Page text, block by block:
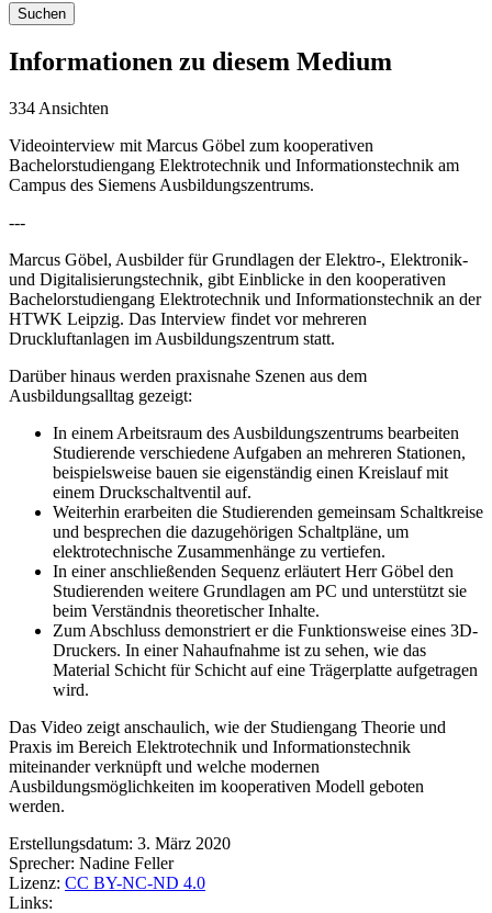
Suchen
Informationen zu diesem Medium
334 Ansichten
Videointerview mit Marcus Göbel zum kooperativen
Bachelorstudiengang Elektrotechnik und Informationstechnik am
Campus des Siemens Ausbildungszentrums.
---
Marcus Göbel, Ausbilder für Grundlagen der Elektro-, Elektronik-
und Digitalisierungstechnik, gibt Einblicke in den kooperativen
Bachelorstudiengang Elektrotechnik und Informationstechnik an der
HTWK Leipzig. Das Interview findet vor mehreren
Druckluftanlagen im Ausbildungszentrum statt.
Darüber hinaus werden praxisnahe Szenen aus dem
Ausbildungsalltag gezeigt:
In einem Arbeitsraum des Ausbildungszentrums bearbeiten
Studierende verschiedene Aufgaben an mehreren Stationen,
beispielsweise bauen sie eigenständig einen Kreislauf mit
einem Druckschaltventil auf.
Weiterhin erarbeiten die Studierenden gemeinsam Schaltkreise
und besprechen die dazugehörigen Schaltpläne, um
elektrotechnische Zusammenhänge zu vertiefen.
In einer anschließenden Sequenz erläutert Herr Göbel den
Studierenden weitere Grundlagen am PC und unterstützt sie
beim Verständnis theoretischer Inhalte.
Zum Abschluss demonstriert er die Funktionsweise eines 3D-
Druckers. In einer Nahaufnahme ist zu sehen, wie das
Material Schicht für Schicht auf eine Trägerplatte aufgetragen
wird.
Das Video zeigt anschaulich, wie der Studiengang Theorie und
Praxis im Bereich Elektrotechnik und Informationstechnik
miteinander verknüpft und welche modernen
Ausbildungsmöglichkeiten im kooperativen Modell geboten
werden.
Erstellungsdatum: 3. März 2020
Sprecher: Nadine Feller
Lizenz: CC BY-NC-ND 4.0
Links: